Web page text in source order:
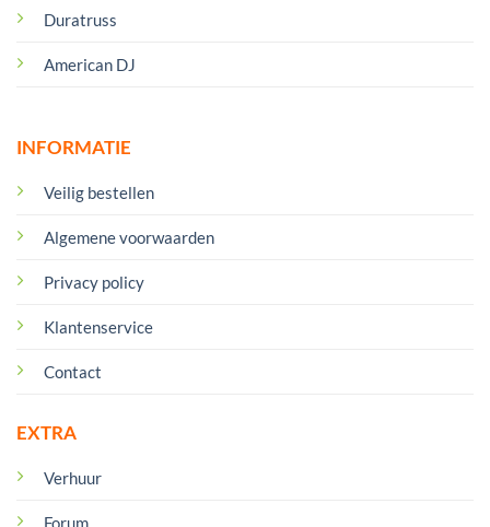
Duratruss
American DJ
INFORMATIE
Veilig bestellen
Algemene voorwaarden
Privacy policy
Klantenservice
Contact
EXTRA
Verhuur
Forum